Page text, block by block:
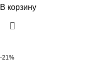
В корзину
-21%